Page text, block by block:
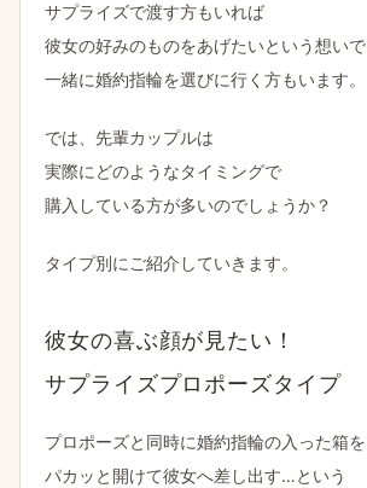
サプライズで​渡す方も​いれば
彼女の​好みの​ものを​あげたいと​いう​想いで
一緒に​婚約指輪を​選びに​行く​方もいます。
では、​先輩カップルは
実際に​どのような​タイミングで
購入している​方が​多いのでしょうか？
タイプ別に​ご紹介していきます。
彼女の​喜ぶ顔が​見たい！​
サプライズプロポーズタイプ
プロポーズと​同時に​婚約指輪の​入った​箱を
パカッと​開けて​彼女へ差し出す…と​いう